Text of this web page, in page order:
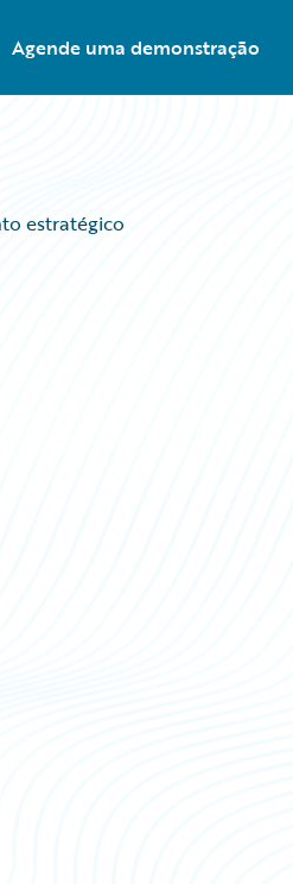
Agende uma demonstração
estratégico